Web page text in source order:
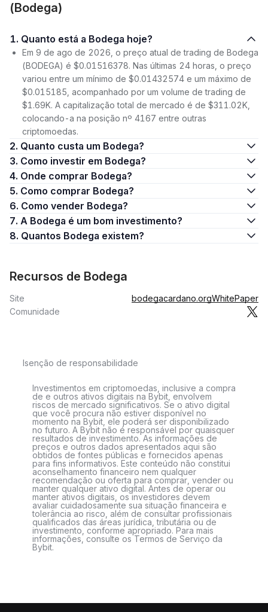
(Bodega)
1. Quanto está a Bodega hoje?
Em 9 de ago de 2026, o preço atual de trading de Bodega
(BODEGA) é $0.01516378. Nas últimas 24 horas, o preço
variou entre um mínimo de $0.01432574 e um máximo de
$0.015185, acompanhado por um volume de trading de
$1.69K. A capitalização total de mercado é de $311.02K,
colocando-a na posição nº 4167 entre outras
criptomoedas.
2. Quanto custa um Bodega?
3. Como investir em Bodega?
4. Onde comprar Bodega?
5. Como comprar Bodega?
6. Como vender Bodega?
7. A Bodega é um bom investimento?
8. Quantos Bodega existem?
Recursos de Bodega
Site bodegacardano.orgWhitePaper
Comunidade
Isenção de responsabilidade
Investimentos em criptomoedas, inclusive a compra
de e outros ativos digitais na Bybit, envolvem
riscos de mercado significativos. Se o ativo digital
que você procura não estiver disponível no
momento na Bybit, ele poderá ser disponibilizado
no futuro. A Bybit não é responsável por quaisquer
resultados de investimento. As informações de
preços e outros dados apresentados aqui são
obtidos de fontes públicas e fornecidos apenas
para fins informativos. Este conteúdo não constitui
aconselhamento financeiro nem qualquer
recomendação ou oferta para comprar, vender ou
manter qualquer ativo digital. Antes de operar ou
manter ativos digitais, os investidores devem
avaliar cuidadosamente sua situação financeira e
tolerância ao risco, além de consultar profissionais
qualificados das áreas jurídica, tributária ou de
investimento, conforme apropriado. Para mais
informações, consulte os Termos de Serviço da
Bybit.